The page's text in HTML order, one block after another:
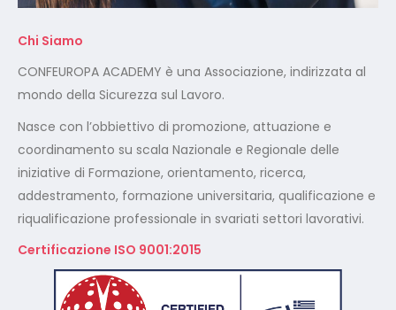
Chi Siamo
CONFEUROPA ACADEMY è una Associazione, indirizzata al
mondo della Sicurezza sul Lavoro.
Nasce con l’obbiettivo di promozione, attuazione e
coordinamento su scala Nazionale e Regionale delle
iniziative di Formazione, orientamento, ricerca,
addestramento, formazione universitaria, qualificazione e
riqualificazione professionale in svariati settori lavorativi.
Certificazione ISO 9001:2015